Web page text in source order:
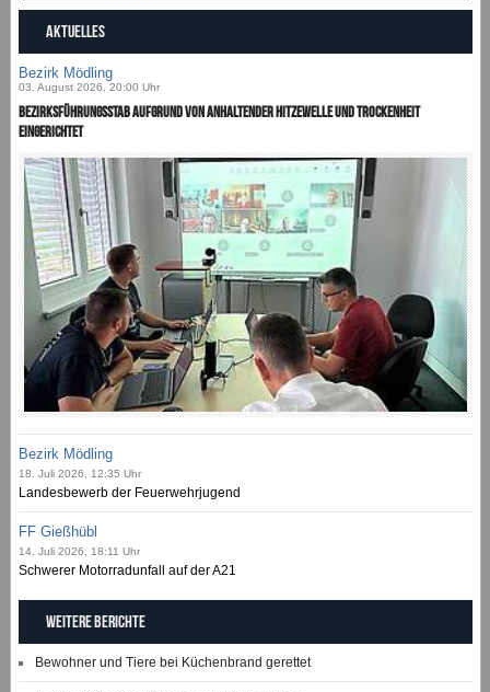
AKTUELLES
Bezirk Mödling
03. August 2026, 20:00 Uhr
Bezirksführungsstab aufgrund von anhaltender Hitzewelle und Trockenheit
eingerichtet
Bezirk Mödling
18. Juli 2026, 12:35 Uhr
Landesbewerb der Feuerwehrjugend
FF Gießhübl
14. Juli 2026, 18:11 Uhr
Schwerer Motorradunfall auf der A21
Weitere Berichte
Bewohner und Tiere bei Küchenbrand gerettet